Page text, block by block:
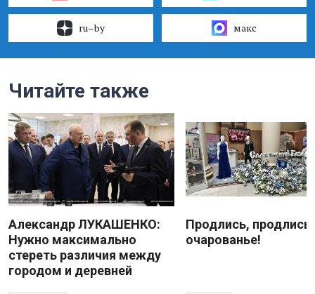
ru–by макс
Читайте также
Александр ЛУКАШЕНКО:
Нужно максимально
стереть различия между
городом и деревней
Продлись, продлись
очарованье!